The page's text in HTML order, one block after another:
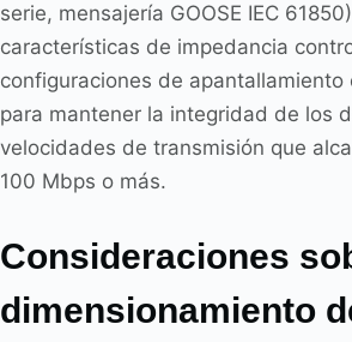
serie, mensajería GOOSE IEC
características de impedancia
configuraciones de apantallamiento
para mantener la integridad de los
velocidades de transmisión que
100 Mbps o más.
Consideraciones
dimensionamiento